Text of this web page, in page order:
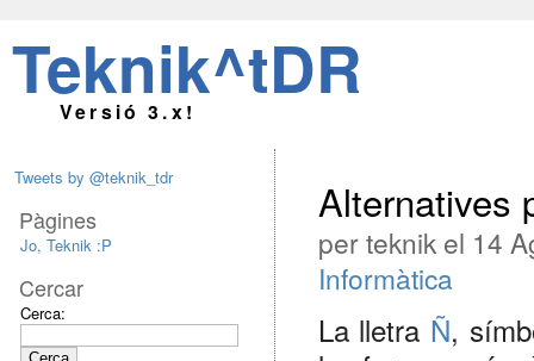
Teknik^tDR
Versió 3.x!
Alternatives
per teknik el 14
Informàtica
La lletra Ñ,
Tweets by @teknik_tdr
Pàgines
Jo, Teknik :P
Cercar
Cerca: